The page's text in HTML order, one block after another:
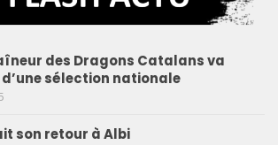
des Dragons Catalans va
sélection nationale
son retour à Albi